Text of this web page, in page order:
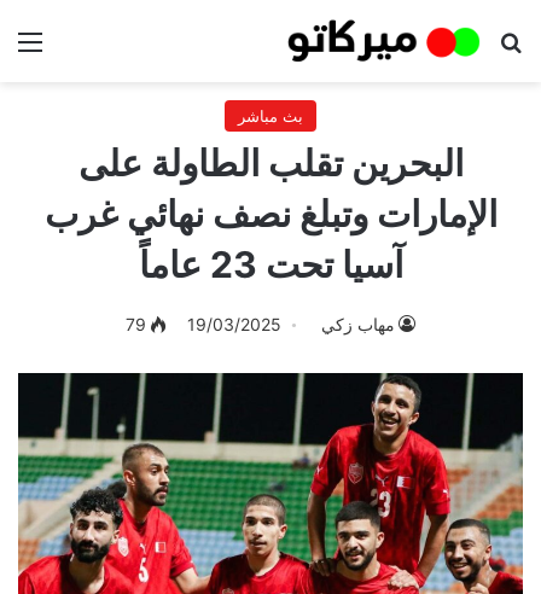
بحث عن
بث مباشر
البحرين تقلب الطاولة على
الإمارات وتبلغ نصف نهائي غرب
آسيا تحت 23 عاماً
مهاب زكي 19/03/2025
79